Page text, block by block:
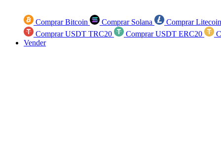
Comprar Bitcoin Comprar Solana
Comprar
Comprar USDT TRC20
Comprar USDT ERC20
Vender